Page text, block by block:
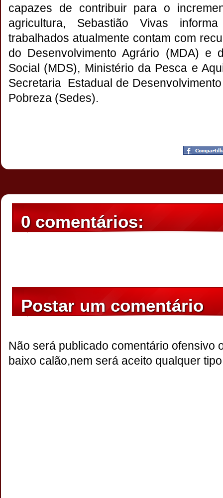
capazes de contribuir para o
agricultura, Sebastião Vivas
trabalhados atualmente contam com
do Desenvolvimento Agrário (MDA) e
Social (MDS), Ministério da Pesca e
Secretaria Estadual de
Pobreza (Sedes).
08:19
0 comentários:
Postar um comentário
Não será publicado comentário ofensivo
baixo calão,nem será aceito qualquer